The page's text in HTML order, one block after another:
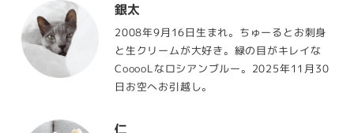
銀太
2008年9月16日生まれ。ちゅーるとお刺身
と生クリームが大好き。緑の目がキレイな
CooooLなロシアンブルー。2025年11月30
日お空へお引越し。
仁